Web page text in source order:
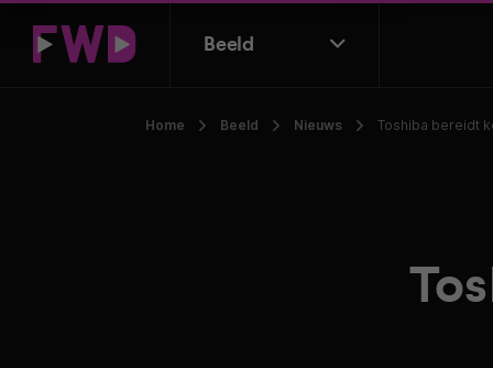
Beeld
Home Beeld Nieuws Toshiba bereidt